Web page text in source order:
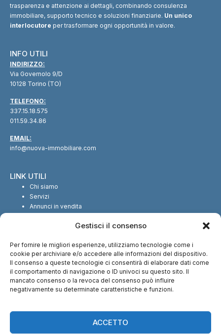
Gestisci il consenso
Per fornire le migliori esperienze, utilizziamo tecnologie come i
cookie per archiviare e/o accedere alle informazioni del dispositivo.
Il consenso a queste tecnologie ci consentirà di elaborare dati come
il comportamento di navigazione o ID univoci su questo sito. Il
mancato consenso o la revoca del consenso può influire
negativamente su determinate caratteristiche e funzioni.
ACCETTO
trasparenza e attenzione ai dettagli, combinando consulenza
immobiliare, supporto tecnico e soluzioni finanziarie. Un unico
interlocutore per trasformare ogni opportunità in valore.
INFO UTILI
INDIRIZZO:
Via Governolo 9/D
10128 Torino (TO)
TELEFONO:
337.15.18.575
011.59.34.86
EMAIL:
info@nuova-immobiliare.com
LINK UTILI
Chi siamo
Servizi
Annunci in vendita
SEGUICI SUI SOCIAL
CI TROVI ANCHE SU: